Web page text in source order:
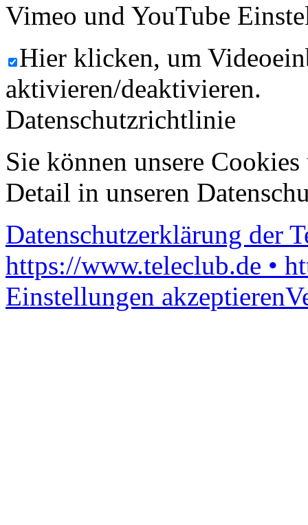
Vimeo und YouTube
Hier klicken, um
aktivieren/deaktivieren.
Datenschutzrichtlinie
Sie können unsere
Detail in unseren
Datenschutzerklärung der
https://www.teleclub.de •
Einstellungen akzeptieren